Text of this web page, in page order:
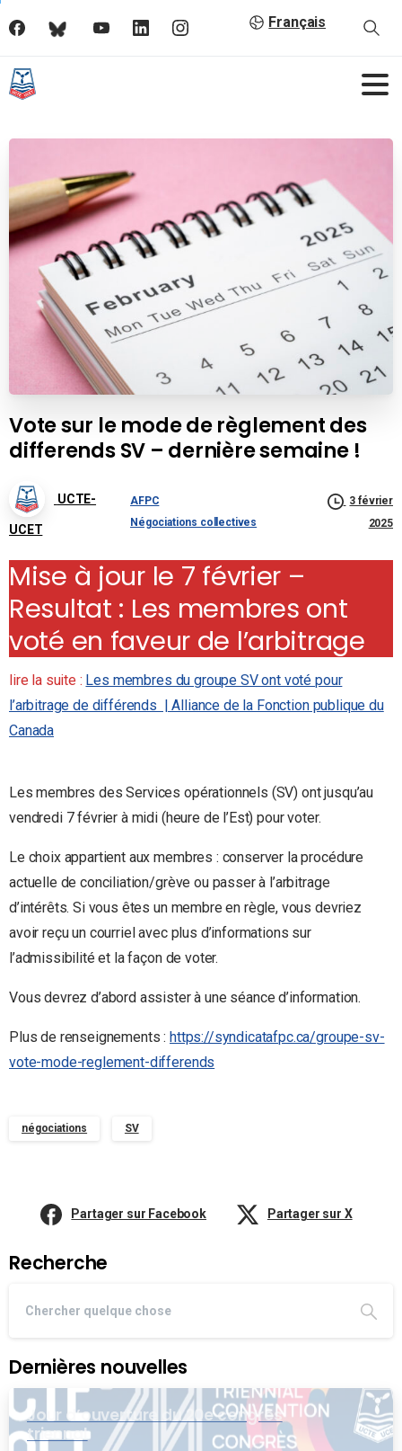
Français
Vote sur le mode de règlement des
differends SV – dernière semaine !
UCTE-
UCET
AFPC
Négociations collectives
3 février
2025
Mise à jour le 7 février –
Resultat : Les membres ont
voté en faveur de l’arbitrage
lire la suite : Les membres du groupe SV ont voté pour
l’arbitrage de différends | Alliance de la Fonction publique du
Canada
Les membres des Services opérationnels (SV) ont jusqu’au
vendredi 7 février à midi (heure de l’Est) pour voter.
Le choix appartient aux membres : conserver la procédure
actuelle de conciliation/grève ou passer à l’arbitrage
d’intérêts. Si vous êtes un membre en règle, vous devriez
avoir reçu un courriel avec plus d’informations sur
l’admissibilité et la façon de voter.
Vous devrez d’abord assister à une séance d’information.
Plus de renseignements : https://syndicatafpc.ca/groupe-sv-
vote-mode-reglement-differends
négociations SV
Partager sur Facebook Partager sur X
Recherche
Dernières nouvelles
Jour d’ouverture du 20e congrès
triennal